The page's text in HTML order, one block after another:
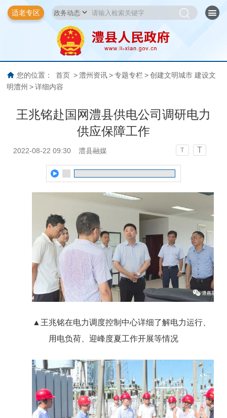
适老专区
您的位置： 首页 > 澧州资讯 > 专题专栏 > 创建文明城市 建设文
明澧州 > 详细内容
王兆铭赴国网澧县供电公司调研电力
供应保障工作
2022-08-22 09:30 澧县融媒 T T
▲ 王兆铭在电力调度控制中心详细了解电力运行、
用电负荷、迎峰度夏工作开展等情况